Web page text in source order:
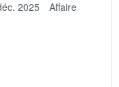
2025
Affaire